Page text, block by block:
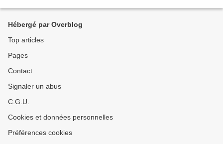
Hébergé par Overblog
Top articles
Pages
Contact
Signaler un abus
C.G.U.
Cookies et données personnelles
Préférences cookies